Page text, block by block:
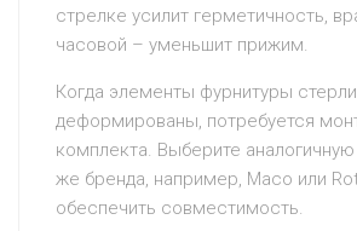
стрелке усилит герметичность,
часовой – уменьшит прижим.
Когда элементы фурнитуры
деформированы, потребуется
комплекта. Выберите
же бренда, например, Maco или
обеспечить совместимость.